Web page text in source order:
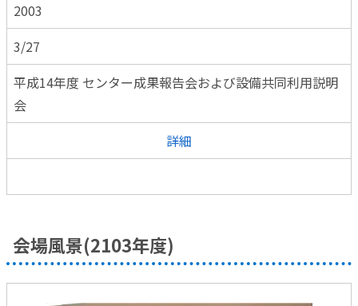
2003
3/27
平成14年度 センター成果報告会および設備共同利用説明
会
詳細
会場風景(2103年度)